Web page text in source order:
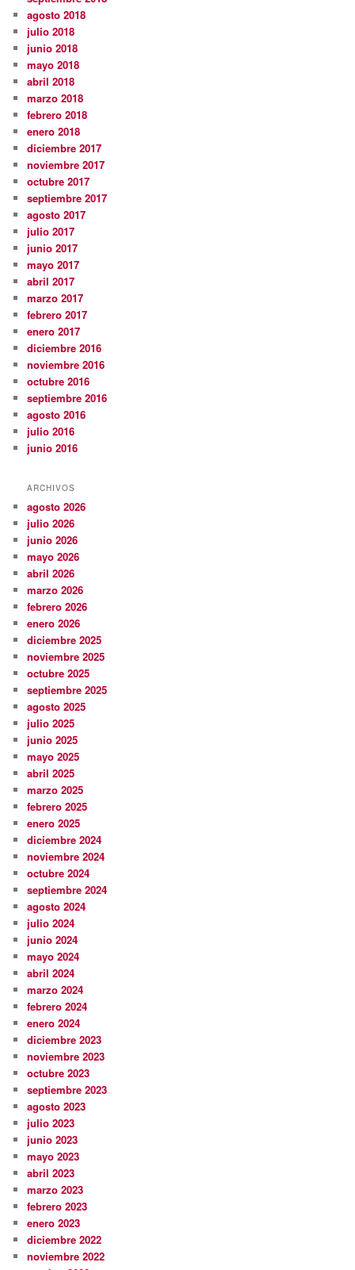
agosto 2018
julio 2018
junio 2018
mayo 2018
abril 2018
marzo 2018
febrero 2018
enero 2018
diciembre 2017
noviembre 2017
octubre 2017
septiembre 2017
agosto 2017
julio 2017
junio 2017
mayo 2017
abril 2017
marzo 2017
febrero 2017
enero 2017
diciembre 2016
noviembre 2016
octubre 2016
septiembre 2016
agosto 2016
julio 2016
junio 2016
ARCHIVOS
agosto 2026
julio 2026
junio 2026
mayo 2026
abril 2026
marzo 2026
febrero 2026
enero 2026
diciembre 2025
noviembre 2025
octubre 2025
septiembre 2025
agosto 2025
julio 2025
junio 2025
mayo 2025
abril 2025
marzo 2025
febrero 2025
enero 2025
diciembre 2024
noviembre 2024
octubre 2024
septiembre 2024
agosto 2024
julio 2024
junio 2024
mayo 2024
abril 2024
marzo 2024
febrero 2024
enero 2024
diciembre 2023
noviembre 2023
octubre 2023
septiembre 2023
agosto 2023
julio 2023
junio 2023
mayo 2023
abril 2023
marzo 2023
febrero 2023
enero 2023
diciembre 2022
noviembre 2022